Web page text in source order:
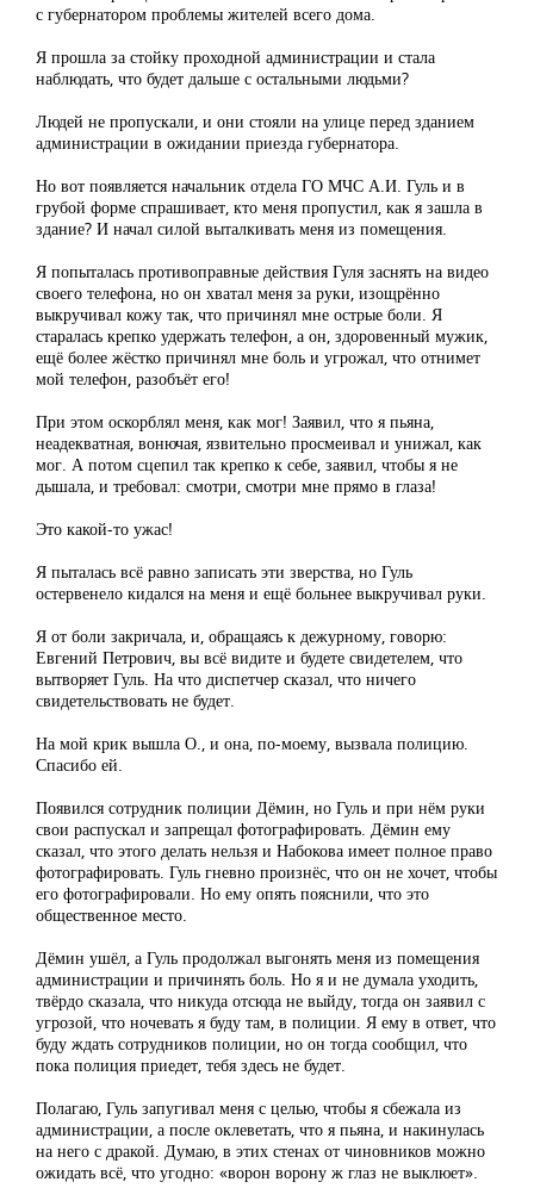
с губернатором проблемы жителей всего дома.
Я прошла за стойку проходной администрации и стала
наблюдать, что будет дальше с остальными людьми?
Людей не пропускали, и они стояли на улице перед зданием
администрации в ожидании приезда губернатора.
Но вот появляется начальник отдела ГО МЧС А.И. Гуль и в
грубой форме спрашивает, кто меня пропустил, как я зашла в
здание? И начал силой выталкивать меня из помещения.
Я попыталась противоправные действия Гуля заснять на видео
своего телефона, но он хватал меня за руки, изощрённо
выкручивал кожу так, что причинял мне острые боли. Я
старалась крепко удержать телефон, а он, здоровенный мужик,
ещё более жёстко причинял мне боль и угрожал, что отнимет
мой телефон, разобъёт его!
При этом оскорблял меня, как мог! Заявил, что я пьяна,
неадекватная, вонючая, язвительно просмеивал и унижал, как
мог. А потом сцепил так крепко к себе, заявил, чтобы я не
дышала, и требовал: смотри, смотри мне прямо в глаза!
Это какой-то ужас!
Я пыталась всё равно записать эти зверства, но Гуль
остервенело кидался на меня и ещё больнее выкручивал руки.
Я от боли закричала, и, обращаясь к дежурному, говорю:
Евгений Петрович, вы всё видите и будете свидетелем, что
вытворяет Гуль. На что диспетчер сказал, что ничего
свидетельствовать не будет.
На мой крик вышла О., и она, по-моему, вызвала полицию.
Спасибо ей.
Появился сотрудник полиции Дёмин, но Гуль и при нём руки
свои распускал и запрещал фотографировать. Дёмин ему
сказал, что этого делать нельзя и Набокова имеет полное право
фотографировать. Гуль гневно произнёс, что он не хочет, чтобы
его фотографировали. Но ему опять пояснили, что это
общественное место.
Дёмин ушёл, а Гуль продолжал выгонять меня из помещения
администрации и причинять боль. Но я и не думала уходить,
твёрдо сказала, что никуда отсюда не выйду, тогда он заявил с
угрозой, что ночевать я буду там, в полиции. Я ему в ответ, что
буду ждать сотрудников полиции, но он тогда сообщил, что
пока полиция приедет, тебя здесь не будет.
Полагаю, Гуль запугивал меня с целью, чтобы я сбежала из
администрации, а после оклеветать, что я пьяна, и накинулась
на него с дракой. Думаю, в этих стенах от чиновников можно
ожидать всё, что угодно: «ворон ворону ж глаз не выклюет».